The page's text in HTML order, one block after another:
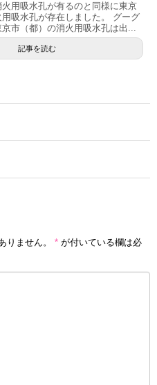
用吸水孔が有るのと同様に東京
吸水孔が存在しました。 グーグ
市（都）の消火用吸水孔は出...
記事を読む
りません。 * が付いている欄は必